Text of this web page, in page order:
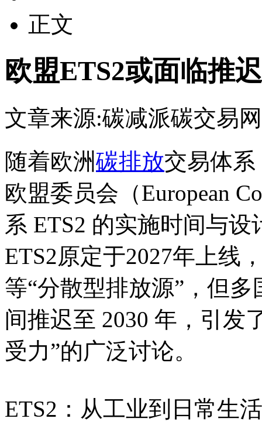
正文
欧盟ETS2或面临推
文章来源:碳减派碳交易网
随着欧洲碳排放交易体系
欧盟委员会（European
系 ETS2 的实施时间与
ETS2原定于2027年上线
等“分散型排放源”，但
间推迟至 2030 年，引发
受力”的广泛讨论。
ETS2：从工业到日常生